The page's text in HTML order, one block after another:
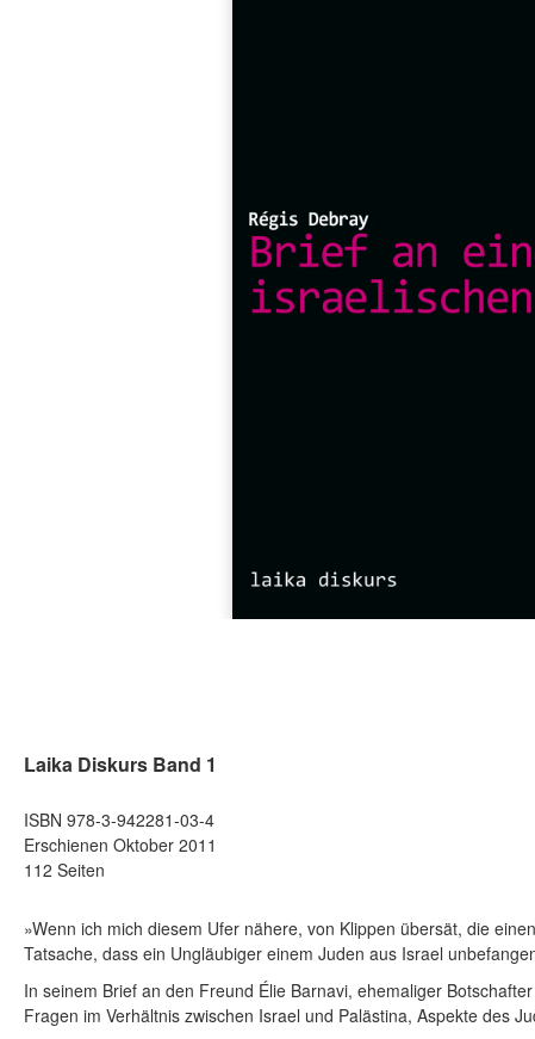
Laika Diskurs Band 1
ISBN 978-3-942281-03-4
Erschienen Oktober 2011
112 Seiten
»Wenn ich mich diesem Ufer nähere, von Klippen übersät, die
Tatsache, dass ein Ungläubiger einem Juden aus Israel
In seinem Brief an den Freund Élie Barnavi, ehemaliger
Fragen im Verhältnis zwischen Israel und Palästina, Aspekte des